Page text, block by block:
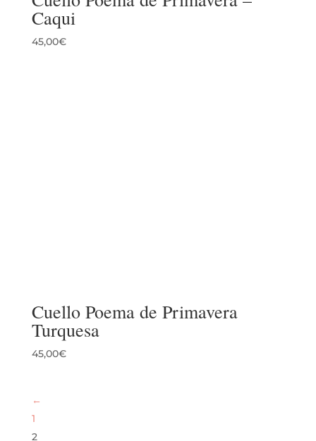
Caqui
45,00€
Cuello Poema de Primavera
Turquesa
45,00€
←
1
2